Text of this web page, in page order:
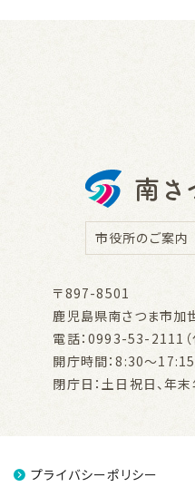
市役所のご案内
〒897-8501
鹿児島県南さつま市
電話：0993-53-2111（
開庁時間：8:30～17:15
閉庁日：土日祝日、年
プライバシーポリシー